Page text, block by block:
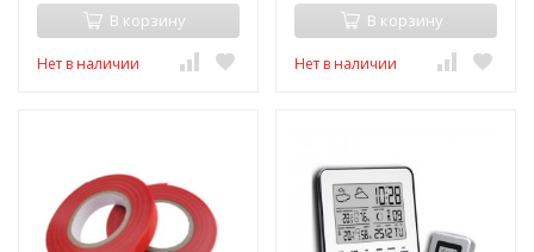
В корзину
Нет в наличии
В корзину
Нет в наличии